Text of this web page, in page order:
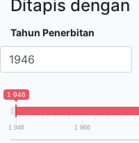
Ditapis dengan
Tahun Penerbitan
1 946
1 946 1 966